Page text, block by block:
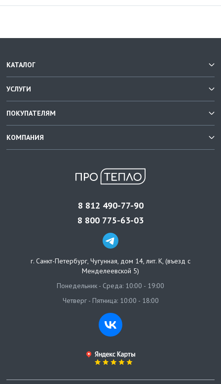
КАТАЛОГ
УСЛУГИ
ПОКУПАТЕЛЯМ
КОМПАНИЯ
8 812 490-77-90
8 800 775-63-03
г. Санкт-Петербург, Чугунная, дом 14, лит. К, (въезд с
Менделеевской 5)
Понедельник - Среда: 10:00 - 19:00
Четверг - Пятница: 10:00 - 18:00